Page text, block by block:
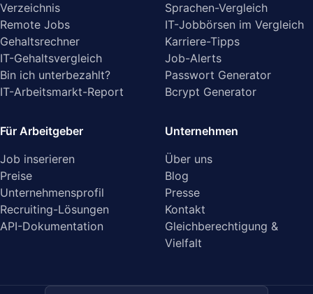
Verzeichnis
Remote Jobs
Gehaltsrechner
IT-Gehaltsvergleich
Bin ich unterbezahlt?
IT-Arbeitsmarkt-Report
Sprachen-Vergleich
IT-Jobbörsen im Vergleich
Karriere-Tipps
Job-Alerts
Passwort Generator
Bcrypt Generator
Für Arbeitgeber
Job inserieren
Preise
Unternehmensprofil
Recruiting-Lösungen
API-Dokumentation
Unternehmen
Über uns
Blog
Presse
Kontakt
Gleichberechtigung &
Vielfalt